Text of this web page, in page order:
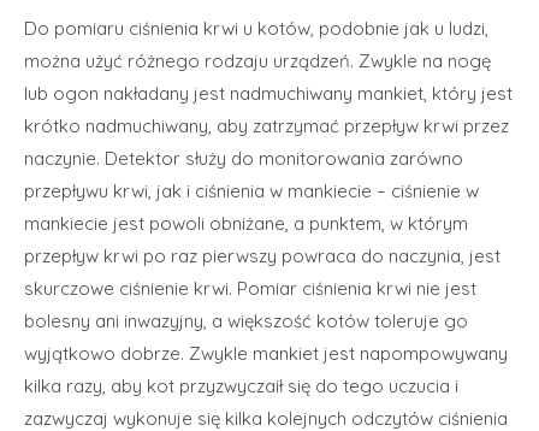
Do pomiaru ciśnienia krwi u kotów, podobnie jak u ludzi,
można użyć różnego rodzaju urządzeń. Zwykle na nogę
lub ogon nakładany jest nadmuchiwany mankiet, który jest
krótko nadmuchiwany, aby zatrzymać przepływ krwi przez
naczynie. Detektor służy do monitorowania zarówno
przepływu krwi, jak i ciśnienia w mankiecie – ciśnienie w
mankiecie jest powoli obniżane, a punktem, w którym
przepływ krwi po raz pierwszy powraca do naczynia, jest
skurczowe ciśnienie krwi. Pomiar ciśnienia krwi nie jest
bolesny ani inwazyjny, a większość kotów toleruje go
wyjątkowo dobrze. Zwykle mankiet jest napompowywany
kilka razy, aby kot przyzwyczaił się do tego uczucia i
zazwyczaj wykonuje się kilka kolejnych odczytów ciśnienia